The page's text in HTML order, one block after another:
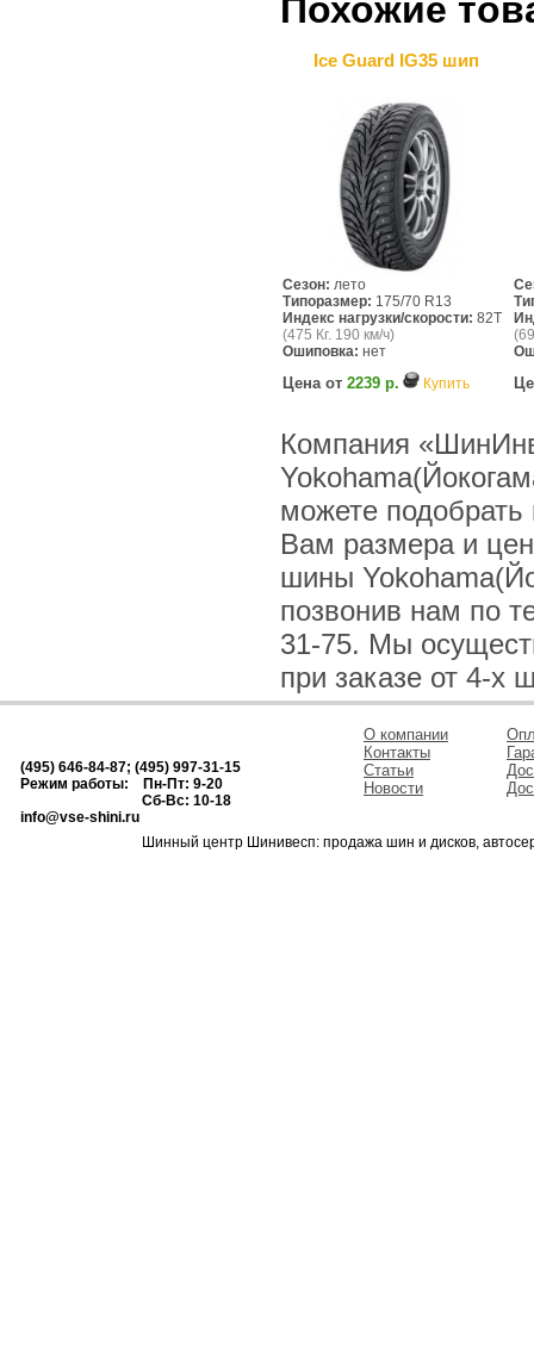
Похожие
Ice Guard IG35 шип
Сезон: лето
Типоразмер: 175/70 R13
Индекс нагрузки/скорости: 82T
(475 Кг. 190 км/ч)
Ошиповка: нет
Цена от 2239 р. Купить
Компания
можете
Вам размера и
шины
позвонив нам по
31-75. Мы
при заказе от 4-х
(495) 646-84-87; (495) 997-31-15
Режим работы: Пн-Пт: 9-20
Сб-Вс: 10-18
info@vse-shini.ru
О компании
Контакты
Статьи
Новости
Шинный центр Шинивесп: продажа шин и дисков,